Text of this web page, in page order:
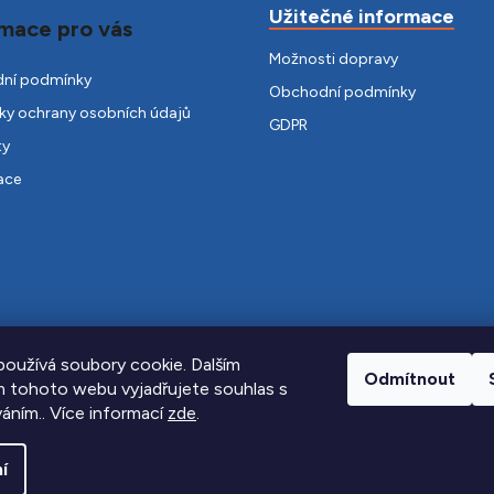
soubory cookie. Dalším
tohoto webu vyjadřujete souhlas s
Více informací zde.
Odmítnout
pro vás
podmínky
ochrany osobních údajů
Užitečné informace
Možnosti dopravy
Obchodní podmínky
GDPR